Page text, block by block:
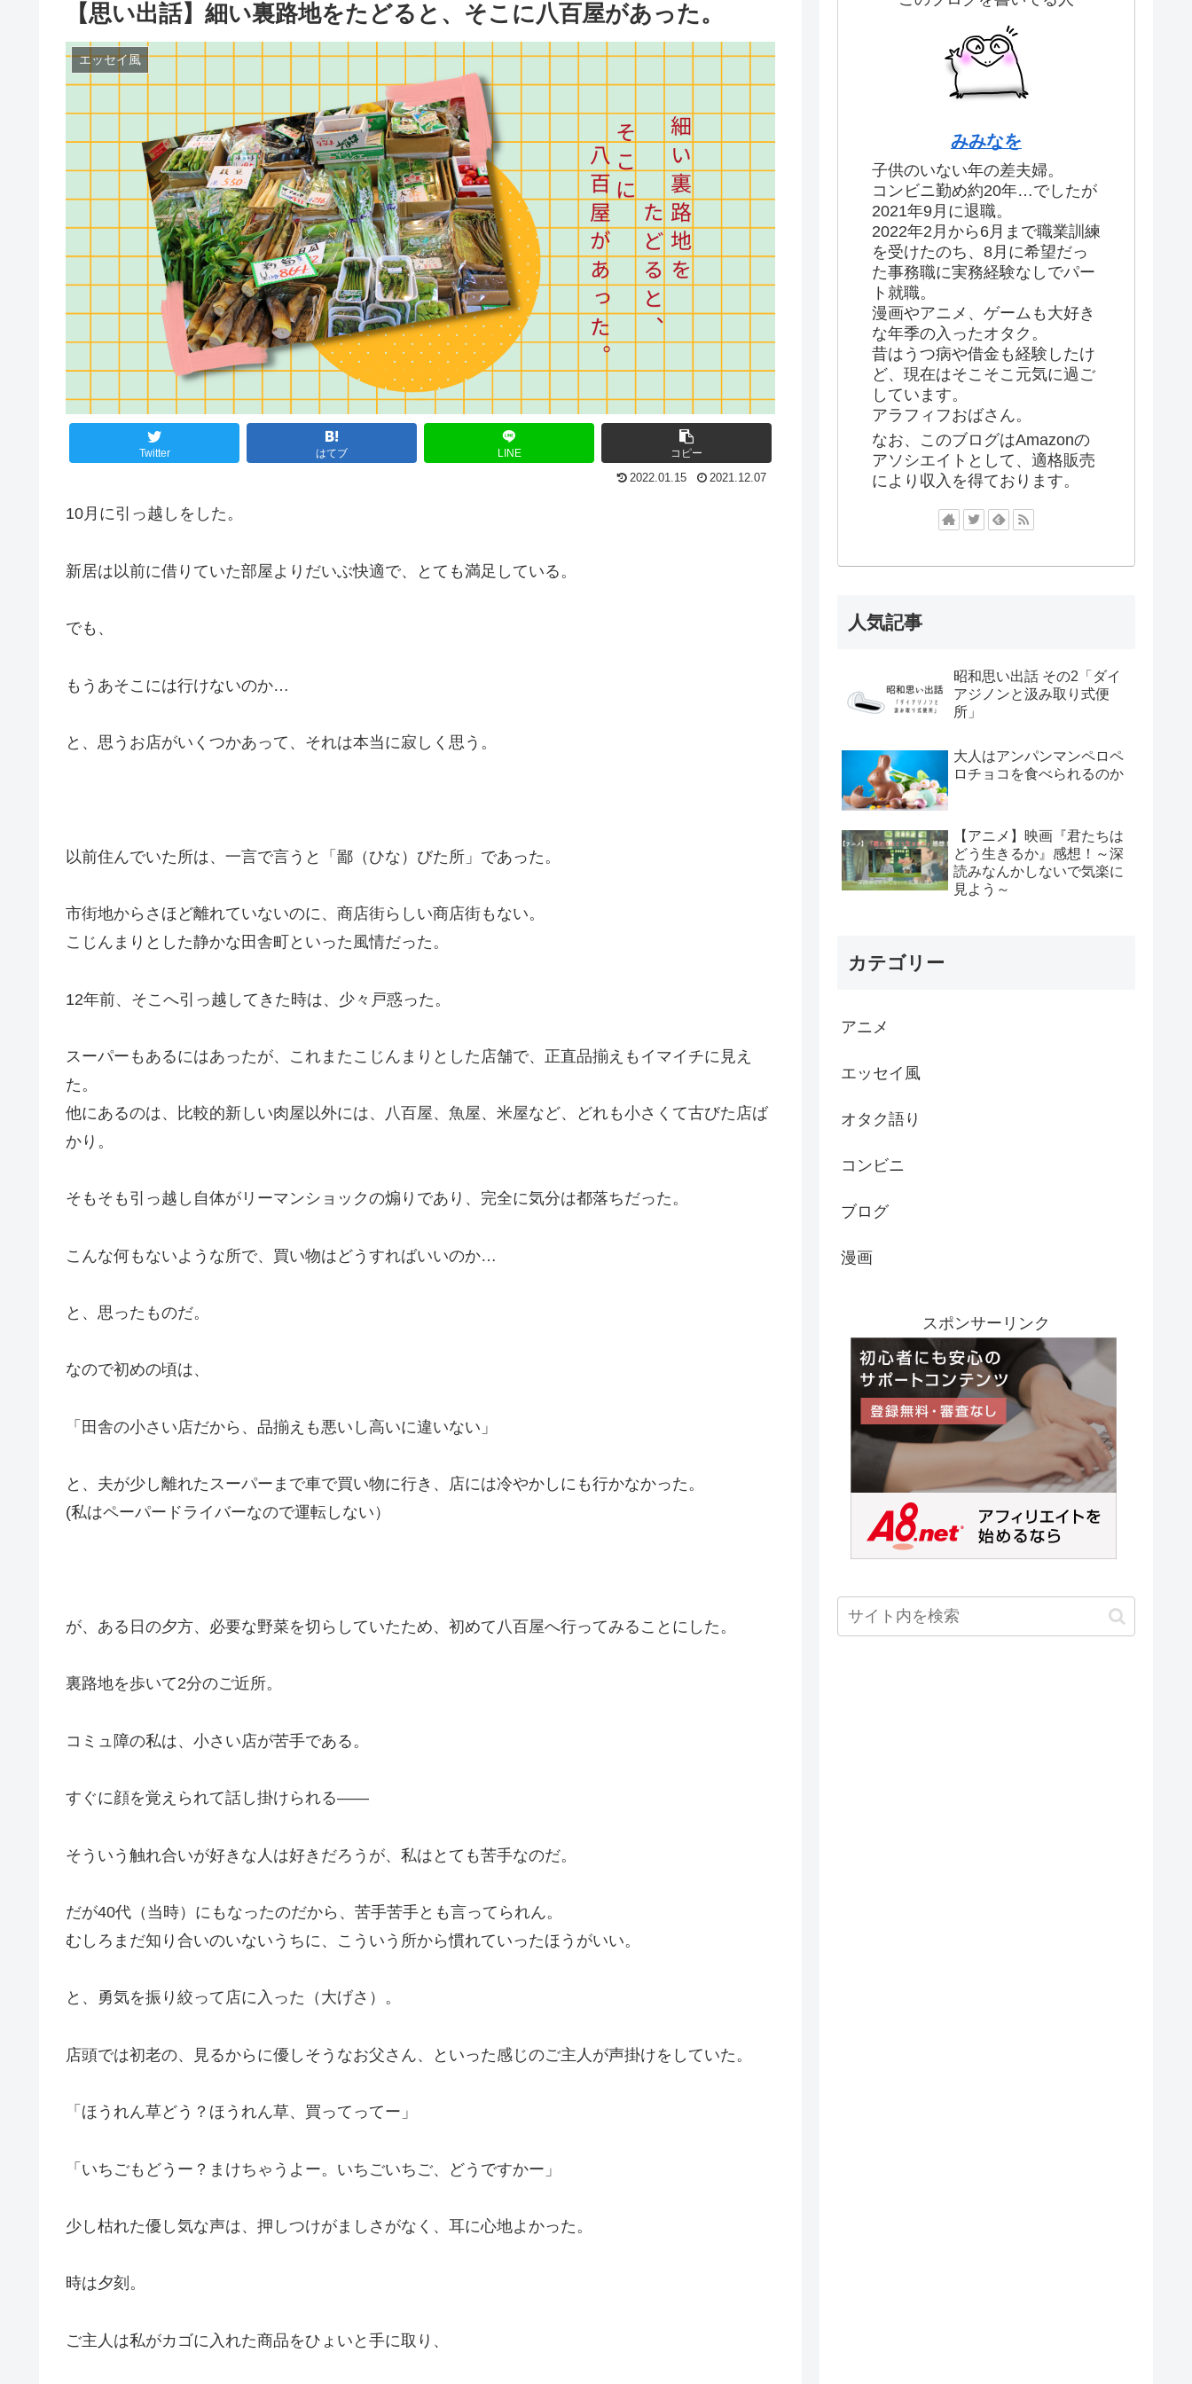
【思い出話】細い裏路地をたどると、そこに八百屋があった。
エッセイ風
Twitter はてブ LINE コピー
2022.01.15 2021.12.07
10月に引っ越しをした。
新居は以前に借りていた部屋よりだいぶ快適で、とても満足している。
でも、
もうあそこには行けないのか…
と、思うお店がいくつかあって、それは本当に寂しく思う。
以前住んでいた所は、一言で言うと「鄙（ひな）びた所」であった。
市街地からさほど離れていないのに、商店街らしい商店街もない。
こじんまりとした静かな田舎町といった風情だった。
12年前、そこへ引っ越してきた時は、少々戸惑った。
スーパーもあるにはあったが、これまたこじんまりとした店舗で、正直品揃えもイマイチに見え
た。
他にあるのは、比較的新しい肉屋以外には、八百屋、魚屋、米屋など、どれも小さくて古びた店ば
かり。
そもそも引っ越し自体がリーマンショックの煽りであり、完全に気分は都落ちだった。
こんな何もないような所で、買い物はどうすればいいのか…
と、思ったものだ。
なので初めの頃は、
「田舎の小さい店だから、品揃えも悪いし高いに違いない」
と、夫が少し離れたスーパーまで車で買い物に行き、店には冷やかしにも行かなかった。
(私はペーパードライバーなので運転しない）
が、ある日の夕方、必要な野菜を切らしていたため、初めて八百屋へ行ってみることにした。
裏路地を歩いて2分のご近所。
コミュ障の私は、小さい店が苦手である。
すぐに顔を覚えられて話し掛けられる――
そういう触れ合いが好きな人は好きだろうが、私はとても苦手なのだ。
だが40代（当時）にもなったのだから、苦手苦手とも言ってられん。
むしろまだ知り合いのいないうちに、こういう所から慣れていったほうがいい。
と、勇気を振り絞って店に入った（大げさ）。
店頭では初老の、見るからに優しそうなお父さん、といった感じのご主人が声掛けをしていた。
「ほうれん草どう？ほうれん草、買ってってー」
「いちごもどうー？まけちゃうよー。いちごいちご、どうですかー」
少し枯れた優し気な声は、押しつけがましさがなく、耳に心地よかった。
時は夕刻。
ご主人は私がカゴに入れた商品をひょいと手に取り、
みみなを
子供のいない年の差夫婦。
コンビニ勤め約20年…でしたが
2021年9月に退職。
2022年2月から6月まで職業訓練
を受けたのち、8月に希望だっ
た事務職に実務経験なしでパー
ト就職。
漫画やアニメ、ゲームも大好き
な年季の入ったオタク。
昔はうつ病や借金も経験したけ
ど、現在はそこそこ元気に過ご
しています。
アラフィフおばさん。
なお、このブログはAmazonの
アソシエイトとして、適格販売
により収入を得ております。
人気記事
昭和思い出話 その2「ダイ
アジノンと汲み取り式便
所」
大人はアンパンマンペロペ
ロチョコを食べられるのか
【アニメ】映画『君たちは
どう生きるか』感想！～深
読みなんかしないで気楽に
見よう～
カテゴリー
アニメ
エッセイ風
オタク語り
コンビニ
ブログ
漫画
スポンサーリンク